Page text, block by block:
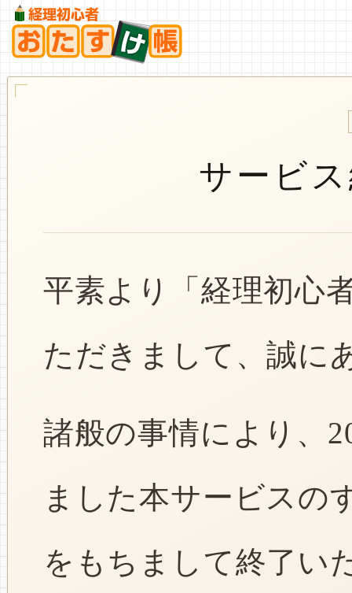
サービ
平素より「経理初心
ただきまして、誠に
諸般の事情により、
ました本サービスの
をもちまして終了い